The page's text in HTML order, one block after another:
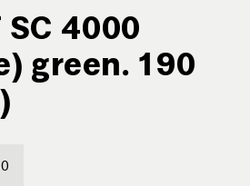
SC 4000
green. 190